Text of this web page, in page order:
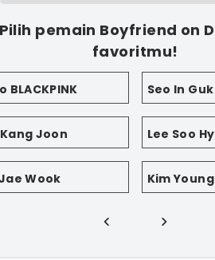
Pilih pemain Boyfriend on
favoritmu!
BLACKPINK Seo In Guk
Joon Lee Soo
Wook Kim